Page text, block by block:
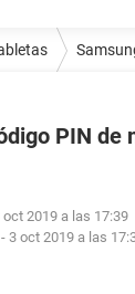
PIN de
2019 a las 17:39
- 3 oct 2019 a las